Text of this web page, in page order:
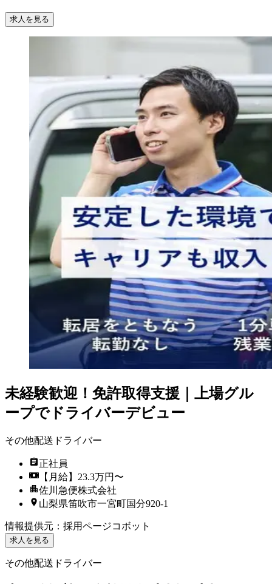
求人を見る
未経験歓迎！免許取得支援｜上場グル
ープでドライバーデビュー
その他配送ドライバー
正社員
【月給】23.3万円〜
佐川急便株式会社
山梨県笛吹市一宮町国分920-1
情報提供元 ： 採用ページコボット
求人を見る
その他配送ドライバー